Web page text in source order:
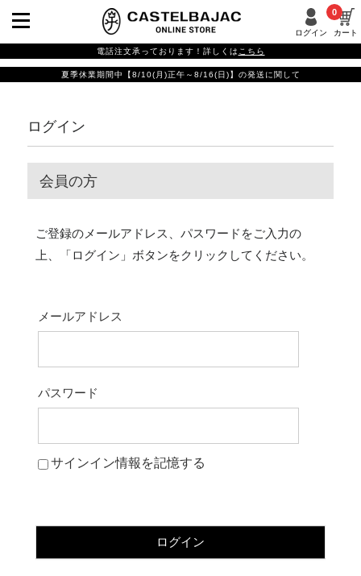
ログイン カート
0
電話注文承っております！詳しくは こちら
夏季休業期間中【8/10(月)正午～8/16(日)】の発送に関して
ログイン
会員の方
ご登録のメールアドレス、パスワードをご入力の
上、「ログイン」ボタンをクリックしてください。
メールアドレス
パスワード
サインイン情報を記憶する
ログイン